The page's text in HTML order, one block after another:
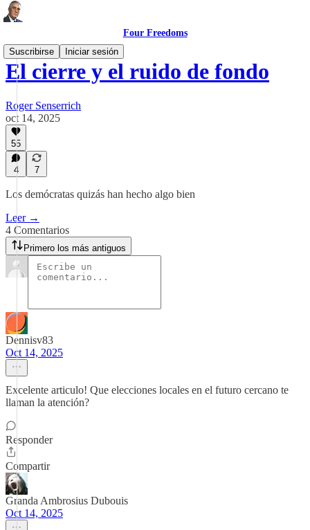
Four Freedoms
Suscribirse
Iniciar sesión
El cierre y el ruido de fondo
Roger Senserrich
oct 14, 2025
55
4 7
Los demócratas quizás han hecho algo bien
Leer →
4 Comentarios
Primero los más antiguos
Dennisv83
Oct 14, 2025
Excelente articulo! Que elecciones locales en el futuro cercano te
llaman la atención?
Responder
Compartir
Granda Ambrosius Dubouis
Oct 14, 2025